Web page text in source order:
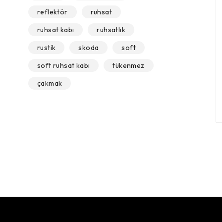
reflektör
ruhsat
ruhsat kabı
ruhsatlık
rustik
skoda
soft
soft ruhsat kabı
tükenmez
çakmak